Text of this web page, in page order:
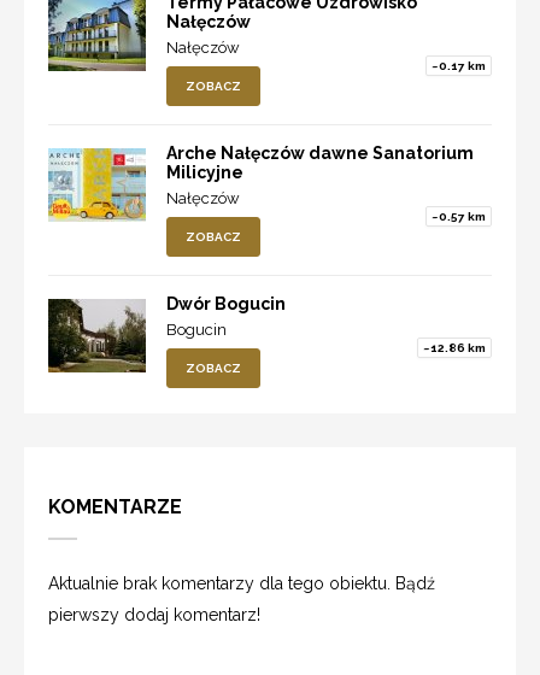
Nałęczów
Nałęczów
~0.17 km
ZOBACZ
Arche Nałęczów dawne Sanatorium
Milicyjne
Nałęczów
~0.57 km
ZOBACZ
Dwór Bogucin
Bogucin
~12.86 km
ZOBACZ
KOMENTARZE
Aktualnie brak komentarzy dla tego obiektu. Bądź
pierwszy dodaj komentarz!